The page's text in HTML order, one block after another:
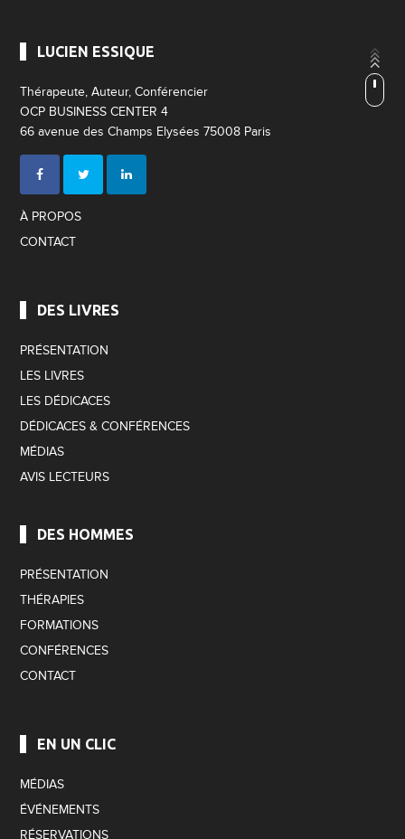
LUCIEN ESSIQUE
Thérapeute, Auteur, Conférencier
OCP BUSINESS CENTER 4
66 avenue des Champs Elysées 75008 Paris
À PROPOS
CONTACT
DES LIVRES
PRÉSENTATION
LES LIVRES
LES DÉDICACES
DÉDICACES & CONFÉRENCES
MÉDIAS
AVIS LECTEURS
DES HOMMES
PRÉSENTATION
THÉRAPIES
FORMATIONS
CONFÉRENCES
CONTACT
EN UN CLIC
MÉDIAS
ÉVÉNEMENTS
RÉSERVATIONS